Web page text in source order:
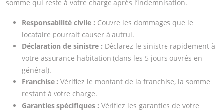
somme qui reste à votre charge après l’indemnisation.
Responsabilité civile : Couvre les dommages que le
locataire pourrait causer à autrui.
Déclaration de sinistre : Déclarez le sinistre rapidement à
votre assurance habitation (dans les 5 jours ouvrés en
général).
Franchise : Vérifiez le montant de la franchise, la somme
restant à votre charge.
Garanties spécifiques : Vérifiez les garanties de votre